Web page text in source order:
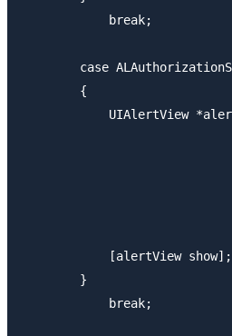
            break;
case
        {
UIAlertView
            [alertView show];
        }
            break;